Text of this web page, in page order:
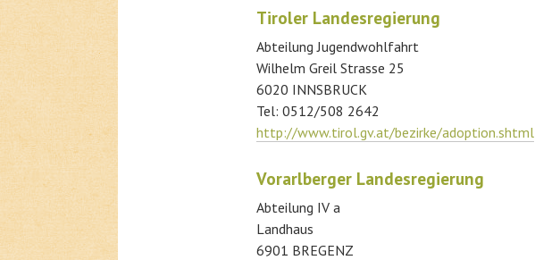
Tiroler Landesregierung
Abteilung Jugendwohlfahrt
Wilhelm Greil Strasse 25
6020 INNSBRUCK
Tel: 0512/508 2642
http://www.tirol.gv.at/bezirke/adoption.shtml
Vorarlberger Landesregierung
Abteilung IV a
Landhaus
6901 BREGENZ